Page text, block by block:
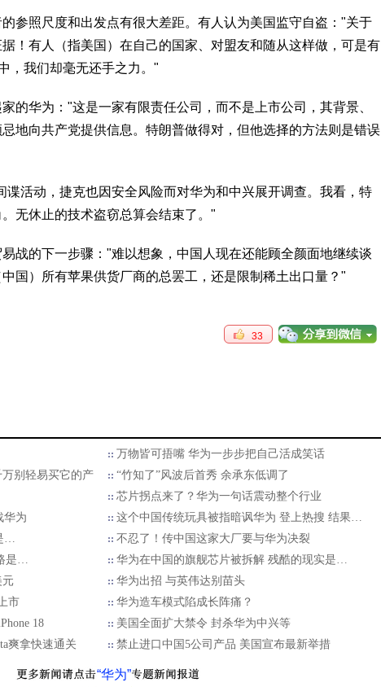
参照尺度和出发点有很大差距。有人认为美国监守自盗："关于
！有人（指美国）在自己的国家、对盟友和随从这样做，可是有
，我们却毫无还手之力。"
的华为："这是一家有限责任公司，而不是上市公司，其背景、
地向共产党提供信息。特朗普做得对，但他选择的方法则是错误
谍活动，捷克也因安全风险而对华为和中兴展开调查。我看，特
无休止的技术盗窃总算会结束了。"
战的下一步骤："难以想象，中国人现在还能顾全颜面地继续谈
国）所有苹果供货厂商的总罢工，还是限制稀土出口量？"
33
万物皆可捂嘴 华为一步步把自己活成笑话
别轻易买它的产
“竹知了”风波后首秀 余承东低调了
芯片拐点来了？华为一句话震动整个行业
华为
这个中国传统玩具被指暗讽华为 登上热搜 结果…
…
不忍了！传中国这家大厂要与华为决裂
是…
华为在中国的旗舰芯片被拆解 残酷的现实是…
元
华为出招 与英伟达别苗头
市
华为造车模式陷成长阵痛？
18
美国全面扩大禁令 封杀华为中兴等
爽拿快速通关
禁止进口中国5公司产品 美国宣布最新举措
“华为”